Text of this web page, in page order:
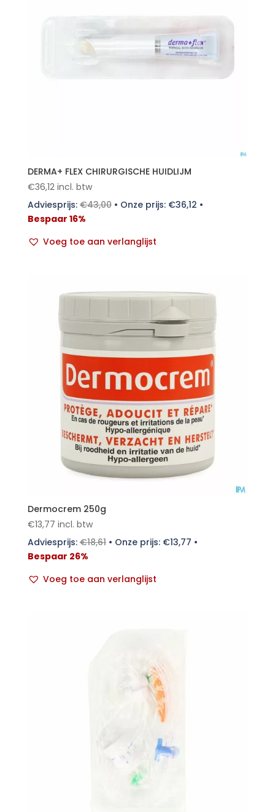
DERMA+ FLEX CHIRURGISCHE HUIDLIJM
€36,12 incl. btw
Adviesprijs:€43,00• Onze prijs: €36,12 •
Bespaar 16%
Voeg toe aan verlanglijst
Dermocrem 250g
€13,77 incl. btw
Adviesprijs:€18,61• Onze prijs: €13,77 •
Bespaar 26%
Voeg toe aan verlanglijst